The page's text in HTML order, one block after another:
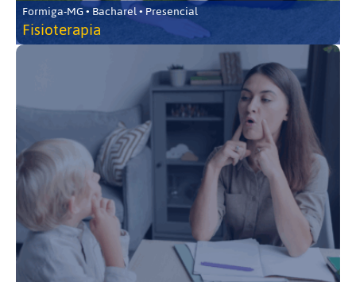
Formiga-MG • Bacharel • Presencial
Fisioterapia